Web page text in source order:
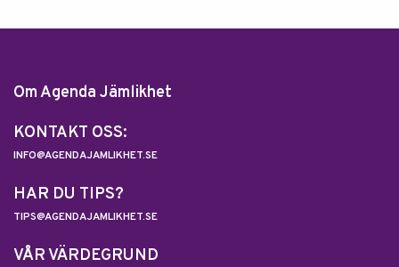
Om Agenda Jämlikhet
KONTAKT OSS:
INFO@AGENDAJAMLIKHET.SE
HAR DU TIPS?
TIPS@AGENDAJAMLIKHET.SE
VÅR VÄRDEGRUND